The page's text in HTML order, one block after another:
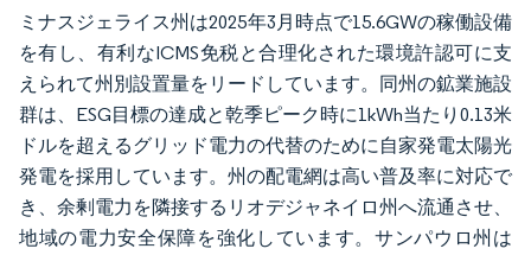
ミナスジェライス州は2025年3月時点で15.6GWの稼働設備
を有し、有利なICMS免税と合理化された環境許認可に支
えられて州別設置量をリードしています。同州の鉱業施設
群は、ESG目標の達成と乾季ピーク時に1kWh当たり0.13米
ドルを超えるグリッド電力の代替のために自家発電太陽光
発電を採用しています。州の配電網は高い普及率に対応で
き、余剰電力を隣接するリオデジャネイロ州へ流通させ、
地域の電力安全保障を強化しています。サンパウロ州は